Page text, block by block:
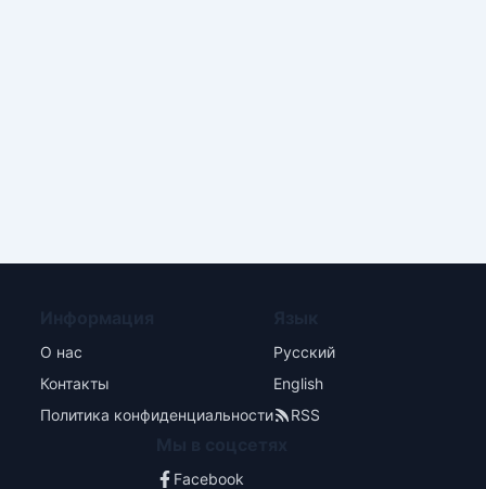
О нас
Контакты
Политика конфиденциальности
Русский
English
RSS
Facebook